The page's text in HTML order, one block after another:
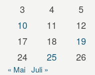
3
4 5
10
11 12
17
18 19
24
25 26
« Mai Juli »